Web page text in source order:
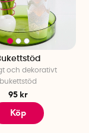
och dekorativt
bukettstöd
95 kr
Köp